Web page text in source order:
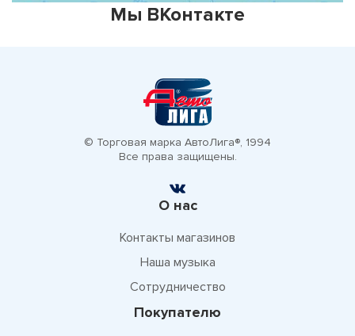
Мы ВКонтакте
© Торговая марка АвтоЛига®, 1994
Все права защищены.
О нас
Контакты магазинов
Наша музыка
Сотрудничество
Покупателю